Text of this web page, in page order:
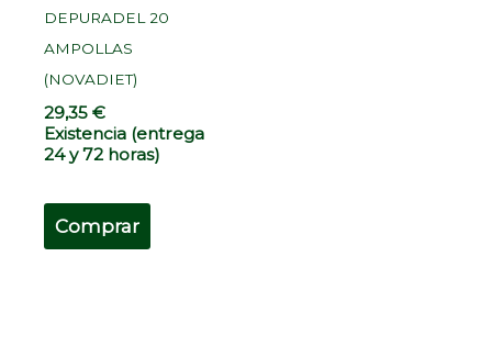
DEPURADEL 20
AMPOLLAS
(NOVADIET)
29,35€
Existencia (entrega
24 y 72 horas)
Comprar